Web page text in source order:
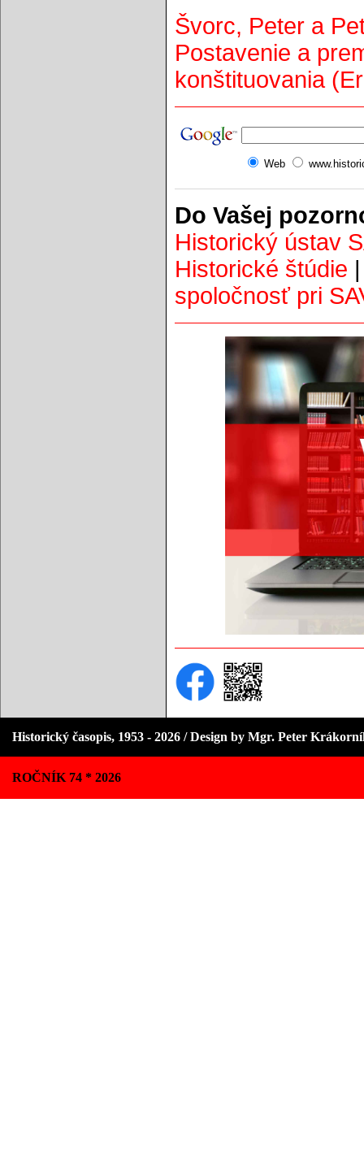
Švorc, Peter a
Postavenie a
konštituovania
Web
Do Vašej
Historický ústav
Historické štúdie
spoločnosť pri
Historický časopis, 1953 - 2026 / Design by Mgr. Peter
ROČNÍK 74 * 2026